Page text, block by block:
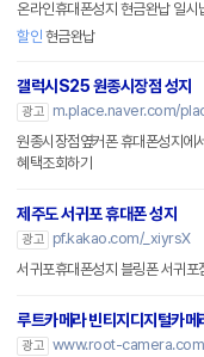
할인 현금완납
갤럭시S25 원종시장점 성지
광고
m.place.naver.com/
원종시장점옆커폰 휴대폰성지에
혜택조회하기
제주도 서귀포 휴대폰 성지
광고
pf.kakao.com/_xiyrsX
서귀포휴대폰성지 블링폰 서귀
루트카메라 빈티지디지털카메
광고 www.root-camera.com